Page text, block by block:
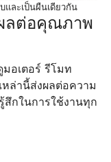
และเป็นผืนเดียวกัน
ลต่อคุณภาพ
อเตอร์ รีโมท
หล่านี้ส่งผลต่อความ
สึกในการใช้งานทุก